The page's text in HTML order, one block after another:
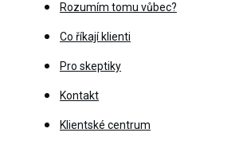
Rozumím tomu vůbec?
Co říkají klienti
Pro skeptiky
Kontakt
Klientské centrum